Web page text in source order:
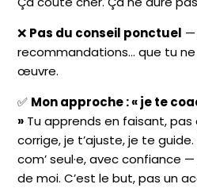
❌ Pas du conseil ponctuel —
recommandations… que tu
œuvre.
✅ Mon approche : « je te
» Tu apprends en faisant,
corrige, je t’ajuste, je te
com’ seul·e, avec confiance
de moi. C’est le but, pas un